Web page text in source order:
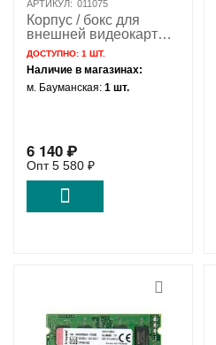
АРТИКУЛ: 011075
Корпус / бокс для
внешней видеокарты
NFHK EG02-B /
черный
ДОСТУПНО:1 ШТ.
Наличие в магазинах:
м. Бауманская:1 шт.
6 140₽
Опт5 580 ₽